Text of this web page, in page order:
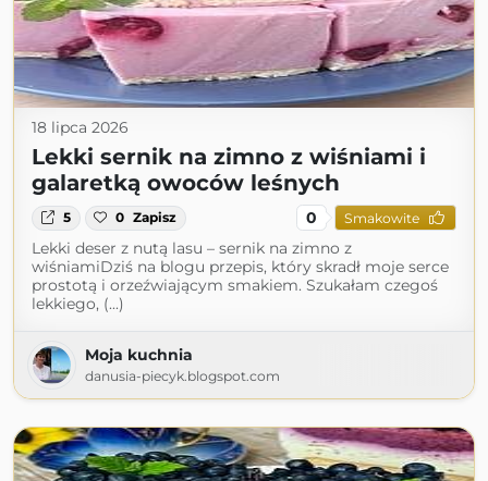
18 lipca 2026
Lekki sernik na zimno z wiśniami i
galaretką owoców leśnych
5 0 Zapisz 0 Smakowite
Lekki deser z nutą lasu – sernik na zimno z
wiśniamiDziś na blogu przepis, który skradł moje serce
prostotą i orzeźwiającym smakiem. Szukałam czegoś
lekkiego, (...)
Moja kuchnia
danusia-piecyk.blogspot.com